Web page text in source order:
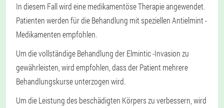
In diesem Fall wird eine medikamentöse Therapie angewendet.
Patienten werden für die Behandlung mit speziellen Antielmint -
Medikamenten empfohlen.
Um die vollständige Behandlung der Elmintic -Invasion zu
gewährleisten, wird empfohlen, dass der Patient mehrere
Behandlungskurse unterzogen wird.
Um die Leistung des beschädigten Körpers zu verbessern, wird